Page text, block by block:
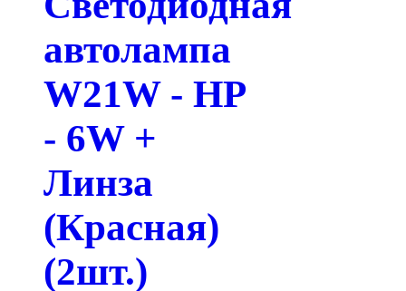
автолампа
W21W - HP
- 6W +
Линза
(Красная)
(2шт.)